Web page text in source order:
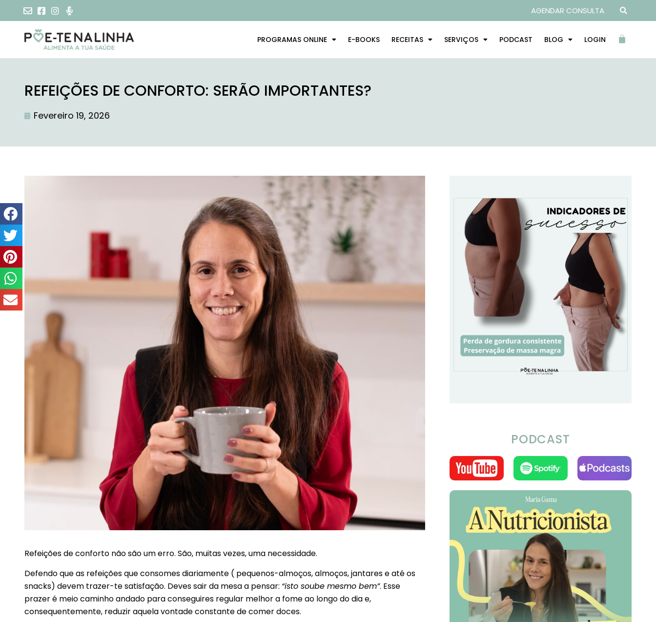
AGENDAR CONSULTA
PROGRAMAS ONLINE E-BOOKS RECEITAS SERVIÇOS PODCAST BLOG LOGIN
REFEIÇÕES DE CONFORTO: SERÃO IMPORTANTES?
Fevereiro 19, 2026
Refeições de conforto não são um erro. São, muitas vezes, uma necessidade.
Defendo que as refeições que consomes diariamente ( pequenos-almoços, almoços, jantares e até os
snacks) devem trazer-te satisfação. Deves sair da mesa a pensar: “isto soube mesmo bem”. Esse
prazer é meio caminho andado para conseguires regular melhor a fome ao longo do dia e,
consequentemente, reduzir aquela vontade constante de comer doces.
PODCAST